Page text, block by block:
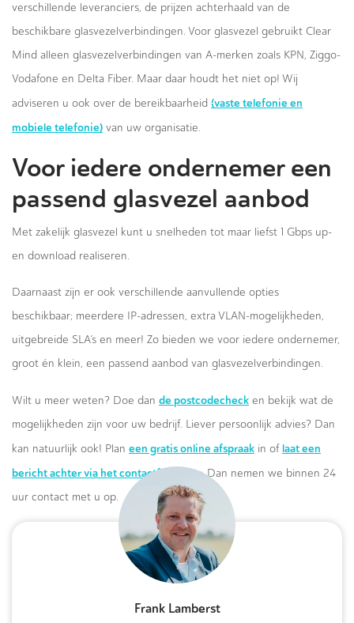
verschillende leveranciers, de prijzen achterhaald van de
beschikbare glasvezelverbindingen. Voor glasvezel gebruikt Clear
Mind alleen glasvezelverbindingen van A-merken zoals KPN, Ziggo-
Vodafone en Delta Fiber. Maar daar houdt het niet op! Wij
adviseren u ook over de bereikbaarheid (vaste telefonie en
mobiele telefonie) van uw organisatie.
Voor iedere ondernemer een
passend glasvezel aanbod
Met zakelijk glasvezel kunt u snelheden tot maar liefst 1 Gbps up-
en download realiseren.
Daarnaast zijn er ook verschillende aanvullende opties
beschikbaar; meerdere IP-adressen, extra VLAN-mogelijkheden,
uitgebreide SLA’s en meer! Zo bieden we voor iedere ondernemer,
groot én klein, een passend aanbod van glasvezelverbindingen.
Wilt u meer weten? Doe dan de postcodecheck en bekijk wat de
mogelijkheden zijn voor uw bedrijf. Liever persoonlijk advies? Dan
kan natuurlijk ook! Plan een gratis online afspraak in of laat een
bericht achter via het contactformulier.Dan nemen we binnen 24
uur contact met u op.
Frank Lamberst